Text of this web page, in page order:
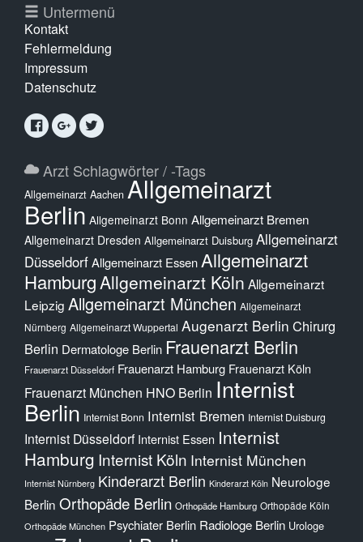
Untermenü
Kontakt
Fehlermeldung
Impressum
Datenschutz
Arzt Schlagwörter / -Tags
Allgemeinarzt Aachen Allgemeinarzt
Berlin Allgemeinarzt Bonn Allgemeinarzt Bremen
Allgemeinarzt Dresden Allgemeinarzt Duisburg Allgemeinarzt
DüsseldorfAllgemeinarzt Essen Allgemeinarzt
HamburgAllgemeinarzt Köln Allgemeinarzt
Leipzig Allgemeinarzt München Allgemeinarzt
Nürnberg Allgemeinarzt Wuppertal Augenarzt Berlin Chirurg
Berlin Dermatologe Berlin Frauenarzt Berlin
Frauenarzt Düsseldorf Frauenarzt Hamburg Frauenarzt Köln
Frauenarzt München HNO Berlin Internist
Berlin Internist Bonn Internist Bremen Internist Duisburg
Internist Düsseldorf Internist Essen Internist
Hamburg Internist Köln Internist München
Internist Nürnberg Kinderarzt Berlin Kinderarzt Köln Neurologe
Berlin Orthopäde Berlin Orthopäde Hamburg Orthopäde Köln
Orthopäde München Psychiater Berlin Radiologe Berlin Urologe